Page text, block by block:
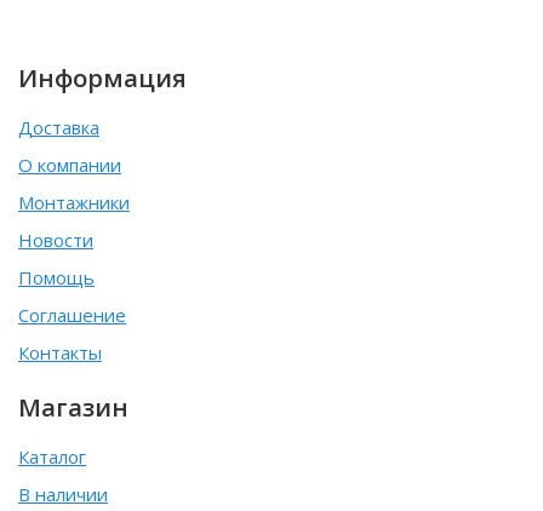
Информация
Доставка
О компании
Монтажники
Новости
Помощь
Соглашение
Контакты
Магазин
Каталог
В наличии